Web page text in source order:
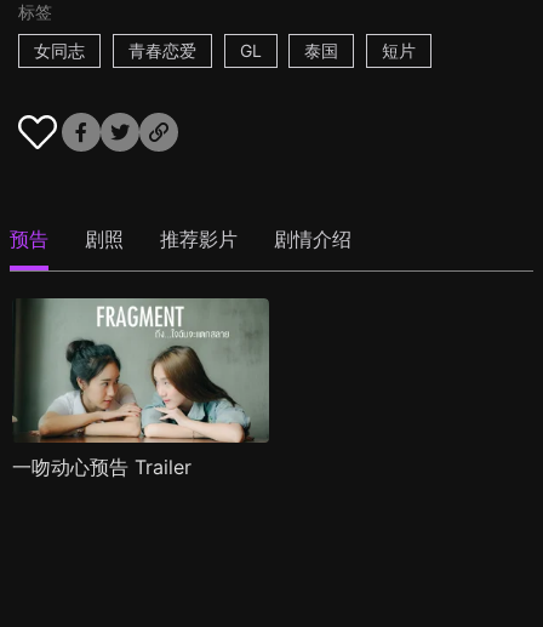
标签
女同志
青春恋爱 GL 泰国 短片
预告 剧照 推荐影片 剧情介绍
一吻动心预告 Trailer